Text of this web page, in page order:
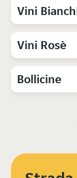
Vini
Vini Rosè
Bollicine